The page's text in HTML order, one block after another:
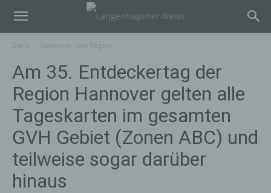
Am 35. Entdeckertag der
Region Hannover gelten alle
Tageskarten im gesamten
GVH Gebiet (Zonen ABC) und
teilweise sogar darüber
hinaus